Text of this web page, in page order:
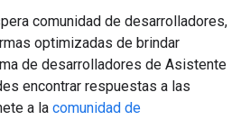
comunidad de desarrolladores,
optimizadas de brindar
de desarrolladores de Asistente
encontrar respuestas a las
a la comunidad de